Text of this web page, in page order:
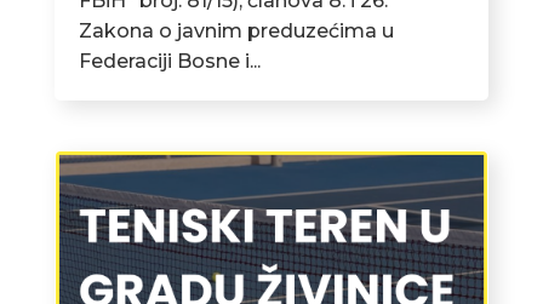
Zakona o javnim preduzećima u
Federaciji Bosne i...